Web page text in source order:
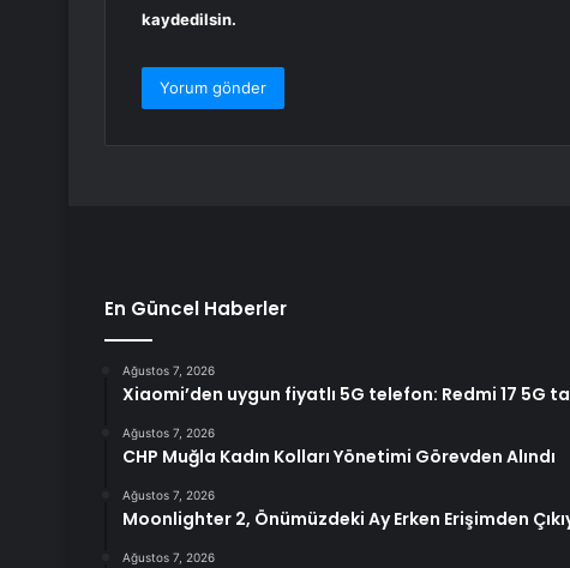
kaydedilsin.
En Güncel Haberler
Ağustos 7, 2026
Xiaomi’den uygun fiyatlı 5G telefon: Redmi 17 5G
Ağustos 7, 2026
CHP Muğla Kadın Kolları Yönetimi Görevden Alındı
Ağustos 7, 2026
Moonlighter 2, Önümüzdeki Ay Erken Erişimden
Ağustos 7, 2026